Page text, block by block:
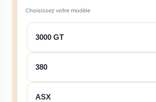
Choisissez votre modèle
3000 GT
380
ASX